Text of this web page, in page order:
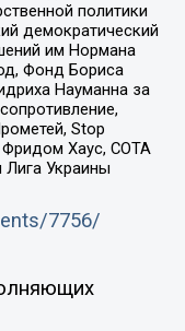
политики
демократический
им Нормана
Фонд Бориса
Науманна за
Stop
Фридом Хаус, СОТА
Украины
7756/